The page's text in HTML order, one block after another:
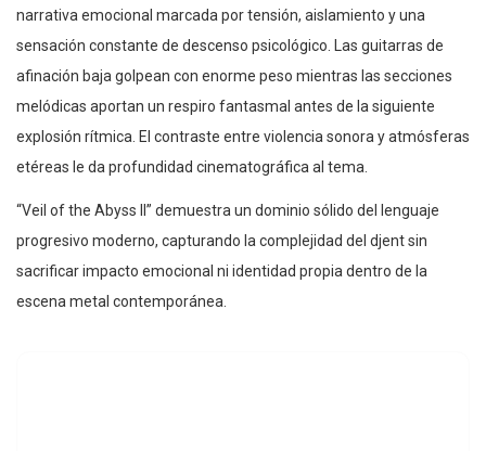
narrativa emocional marcada por tensión, aislamiento y una
sensación constante de descenso psicológico. Las guitarras de
afinación baja golpean con enorme peso mientras las secciones
melódicas aportan un respiro fantasmal antes de la siguiente
explosión rítmica. El contraste entre violencia sonora y atmósferas
etéreas le da profundidad cinematográfica al tema.
“Veil of the Abyss II” demuestra un dominio sólido del lenguaje
progresivo moderno, capturando la complejidad del djent sin
sacrificar impacto emocional ni identidad propia dentro de la
escena metal contemporánea.